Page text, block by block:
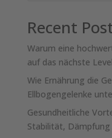
Recent
Warum eine
auf das nächste
Wie Ernährung die
Ellbogengelenke
Gesundheitliche
Stabilität,